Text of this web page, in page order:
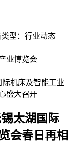
类型： 行业动态
业博览会
际机床及智能工业
盛大召开
太湖国际
会春日再相